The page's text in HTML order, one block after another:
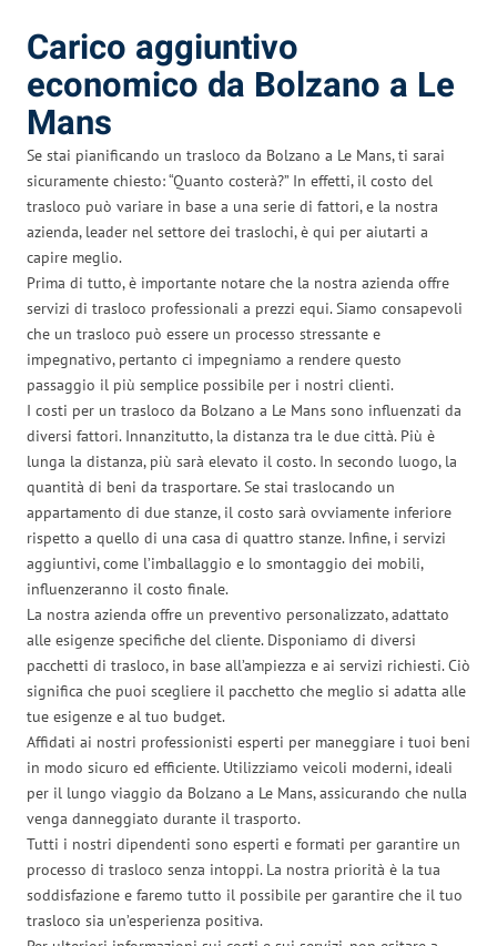
Carico aggiuntivo
economico da Bolzano a Le
Mans
Se stai pianificando un trasloco da Bolzano a Le Mans, ti sarai
sicuramente chiesto: “Quanto costerà?” In effetti, il costo del
trasloco può variare in base a una serie di fattori, e la nostra
azienda, leader nel settore dei traslochi, è qui per aiutarti a
capire meglio.
Prima di tutto, è importante notare che la nostra azienda offre
servizi di trasloco professionali a prezzi equi. Siamo consapevoli
che un trasloco può essere un processo stressante e
impegnativo, pertanto ci impegniamo a rendere questo
passaggio il più semplice possibile per i nostri clienti.
I costi per un trasloco da Bolzano a Le Mans sono influenzati da
diversi fattori. Innanzitutto, la distanza tra le due città. Più è
lunga la distanza, più sarà elevato il costo. In secondo luogo, la
quantità di beni da trasportare. Se stai traslocando un
appartamento di due stanze, il costo sarà ovviamente inferiore
rispetto a quello di una casa di quattro stanze. Infine, i servizi
aggiuntivi, come l’imballaggio e lo smontaggio dei mobili,
influenzeranno il costo finale.
La nostra azienda offre un preventivo personalizzato, adattato
alle esigenze specifiche del cliente. Disponiamo di diversi
pacchetti di trasloco, in base all’ampiezza e ai servizi richiesti. Ciò
significa che puoi scegliere il pacchetto che meglio si adatta alle
tue esigenze e al tuo budget.
Affidati ai nostri professionisti esperti per maneggiare i tuoi beni
in modo sicuro ed efficiente. Utilizziamo veicoli moderni, ideali
per il lungo viaggio da Bolzano a Le Mans, assicurando che nulla
venga danneggiato durante il trasporto.
Tutti i nostri dipendenti sono esperti e formati per garantire un
processo di trasloco senza intoppi. La nostra priorità è la tua
soddisfazione e faremo tutto il possibile per garantire che il tuo
trasloco sia un’esperienza positiva.